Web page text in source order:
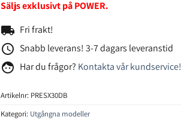
Säljs exklusivt på POWER.
local_shipping Fri frakt!
access_time Snabb leverans! 3-7 dagars leveranstid
face Har du frågor? Kontakta vår kundservice!
Artikelnr: PRESX30DB
Kategori: Utgångna modeller